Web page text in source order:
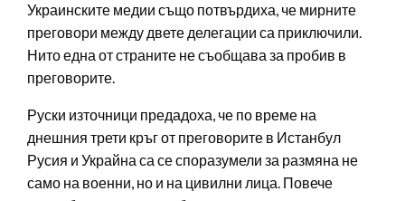
Украинските медии също потвърдиха, че мирните
преговори между двете делегации са приключили.
Нито една от страните не съобщава за пробив в
преговорите.
Руски източници предадоха, че по време на
днешния трети кръг от преговорите в Истанбул
Русия и Украйна са се споразумели за размяна не
само на военни, но и на цивилни лица. Повече